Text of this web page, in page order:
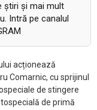
știri și mai mult
Intră pe canalul
acționează
Comarnic, cu sprijinul
de stingere
de primă